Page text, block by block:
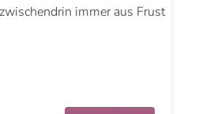
immer aus Frust